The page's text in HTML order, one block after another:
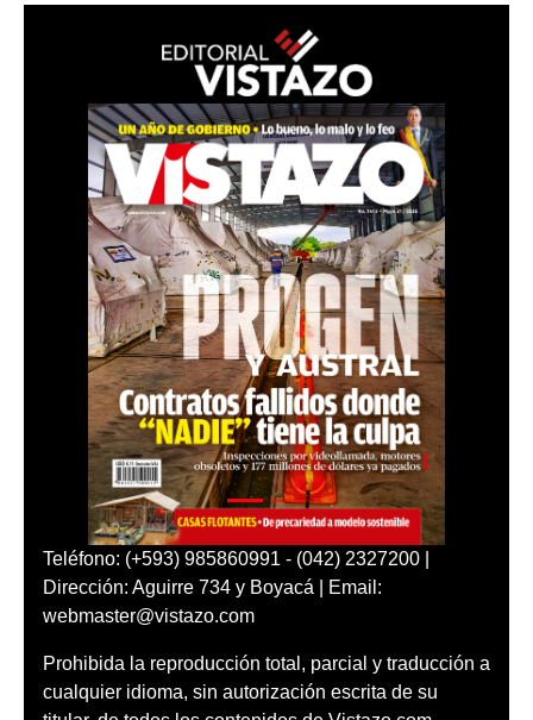
Teléfono: (+593) 985860991 - (042) 2327200 |
Dirección: Aguirre 734 y Boyacá | Email:
webmaster@vistazo.com
Prohibida la reproducción total, parcial y traducción a
cualquier idioma, sin autorización escrita de su